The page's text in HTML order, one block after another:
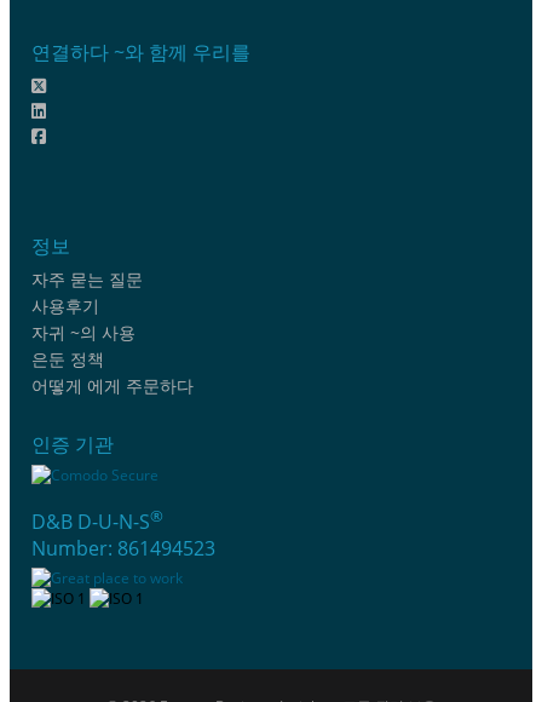
연결하다 ~와 함께 우리를
정보
자주 묻는 질문
사용후기
자귀 ~의 사용
은둔 정책
어떻게 에게 주문하다
인증 기관
D&B D-U-N-S®
Number: 861494523